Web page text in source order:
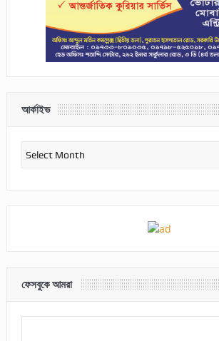
আর্কাইভ
আর্কাইভ
ফেসবুকে আমরা